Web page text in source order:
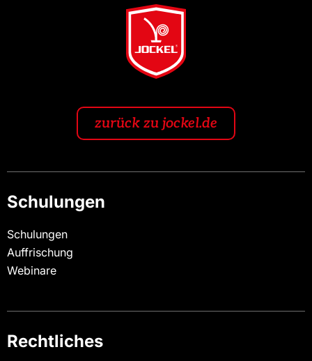
zurück zu jockel.de
Schulungen
Schulungen
Auffrischung
Webinare
Rechtliches